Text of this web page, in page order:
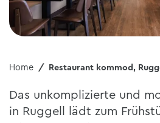
Home Restaurant kommod,
Das unkomplizierte und
in Ruggell lädt zum